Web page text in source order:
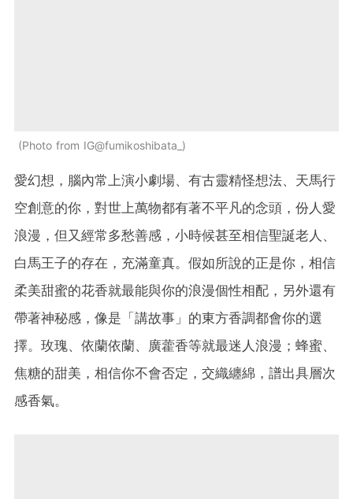
Photo from IG@fumikoshibata_
愛幻想，腦內常上演小劇場、有古靈精怪想法、天馬行
空創意的你，對世上萬物都有著不平凡的念頭，份人愛
浪漫，但又經常多愁善感，小時候甚至相信聖誕老人、
白馬王子的存在，充滿童真。假如所說的正是你，相信
柔美甜蜜的花香就最能與你的浪漫個性相配，另外還有
帶著神秘感，像是「講故事」的東方香調都會你的選
擇。玫瑰、依蘭依蘭、廣藿香等就最迷人浪漫；蜂蜜、
焦糖的甜美，相信你不會否定，交織纏綿，譜出具層次
感香氣。